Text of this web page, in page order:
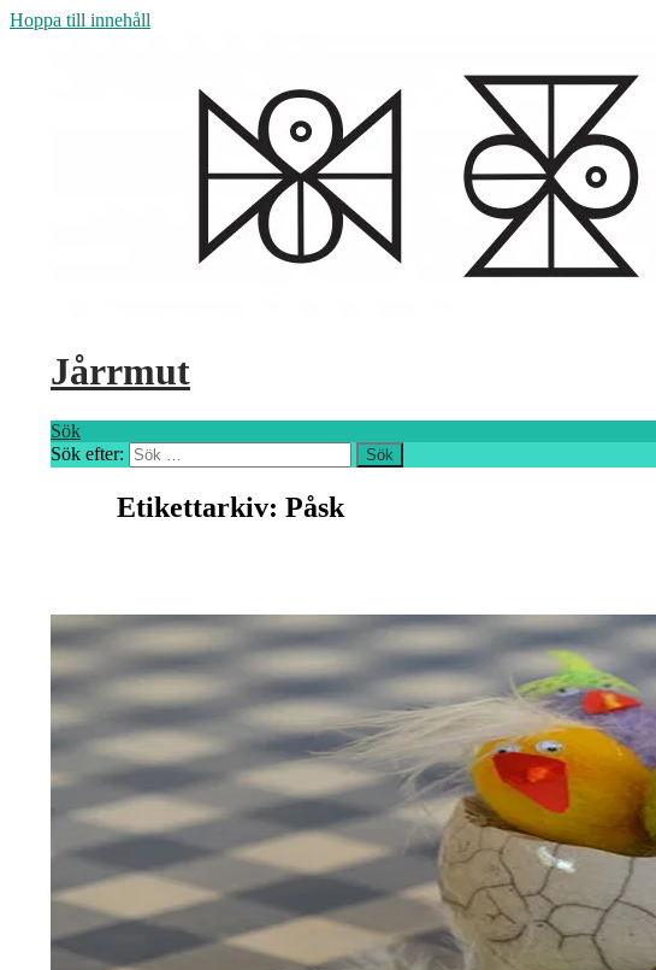
Hoppa till innehåll
Jårrmut
Sök
Sök efter:
Etikettarkiv: Påsk